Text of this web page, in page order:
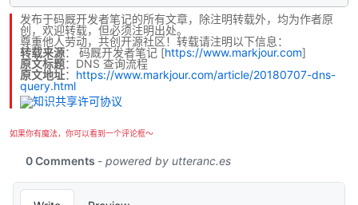
发布于码厩开发者笔记的所有文章，除注明转载外，均为作者原
创，欢迎转载，但必须注明出处。
尊重他人劳动，共创开源社区！转载请注明以下信息：
转载来源： 码厩开发者笔记 [https://www.markjour.com]
原文标题：DNS 查询流程
原文地址： https://www.markjour.com/article/20180707-dns-
query.html
如果你有魔法，你可以看到一个评论框～